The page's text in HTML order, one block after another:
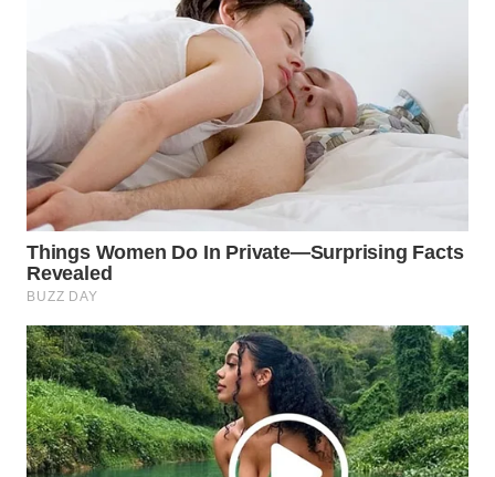
BOROBUDUR
WN
MADURA
WN
SURABAYA
WN
NATUNA
WN
BINTAN
WN